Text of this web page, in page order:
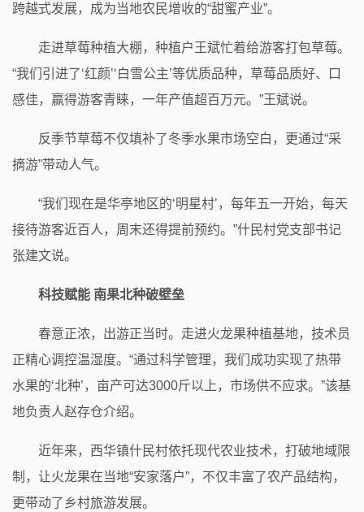
跨越式发展，成为当地农民增收的“甜蜜产业”。
走进草莓种植大棚，种植户王斌忙着给游客打包草莓。
“我们引进了‘红颜’‘白雪公主’等优质品种，草莓品质好、口
感佳，赢得游客青睐，一年产值超百万元。”王斌说。
反季节草莓不仅填补了冬季水果市场空白，更通过“采
摘游”带动人气。
“我们现在是华亭地区的‘明星村’，每年五一开始，每天
接待游客近百人，周末还得提前预约。”什民村党支部书记
张建文说。
科技赋能 南果北种破壁垒
春意正浓，出游正当时。走进火龙果种植基地，技术员
正精心调控温湿度。“通过科学管理，我们成功实现了热带
水果的‘北种’，亩产可达3000斤以上，市场供不应求。”该基
地负责人赵存仓介绍。
近年来，西华镇什民村依托现代农业技术，打破地域限
制，让火龙果在当地“安家落户”，不仅丰富了农产品结构，
更带动了乡村旅游发展。